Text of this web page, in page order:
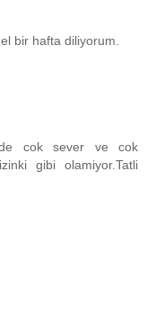
bir hafta diliyorum.
cok sever ve cok
gibi olamiyor.Tatli